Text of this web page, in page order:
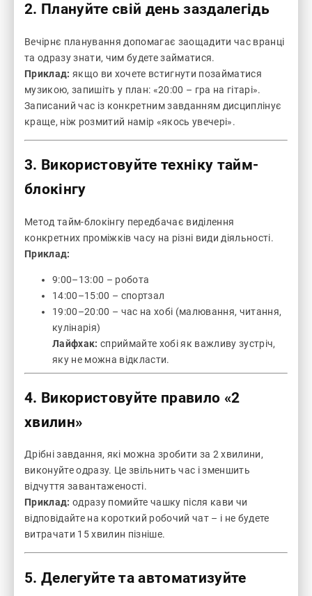
2. Плануйте свій день заздалегідь
Вечірнє планування допомагає заощадити час вранці
та одразу знати, чим будете займатися.
Приклад: якщо ви хочете встигнути позайматися
музикою, запишіть у план: «20:00 – гра на гітарі».
Записаний час із конкретним завданням дисциплінує
краще, ніж розмитий намір «якось увечері».
3. Використовуйте техніку тайм-
блокінгу
Метод тайм-блокінгу передбачає виділення
конкретних проміжків часу на різні види діяльності.
Приклад:
9:00–13:00 – робота
14:00–15:00 – спортзал
19:00–20:00 – час на хобі (малювання, читання,
кулінарія)
Лайфхак: сприймайте хобі як важливу зустріч,
яку не можна відкласти.
4. Використовуйте правило «2
хвилин»
Дрібні завдання, які можна зробити за 2 хвилини,
виконуйте одразу. Це звільнить час і зменшить
відчуття завантаженості.
Приклад: одразу помийте чашку після кави чи
відповідайте на короткий робочий чат – і не будете
витрачати 15 хвилин пізніше.
5. Делегуйте та автоматизуйте